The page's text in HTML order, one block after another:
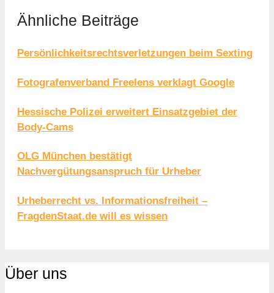
Ähnliche Beiträge
Persönlichkeitsrechtsverletzungen beim Sexting
Fotografenverband Freelens verklagt Google
Hessische Polizei erweitert Einsatzgebiet der
Body-Cams
OLG München bestätigt
Nachvergütungsanspruch für Urheber
Urheberrecht vs. Informationsfreiheit –
FragdenStaat.de will es wissen
Über uns